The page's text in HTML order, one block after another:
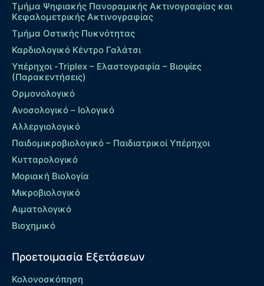
Τμήμα Ψηφιακής Πανοραμικής Ακτινογραφίας και
Κεφαλομετρικής Ακτινογραφίας
Τμήμα Οστικής Πυκνότητας
Καρδιολογικό Κέντρο Γαλάτσι
Υπέρηχοι -Triplex – Eλαστογραφία – Βιοψίες
(Παρακεντήσεις)
Ορμονολογικό
Ανοσολογικό – Ιολογικό
Αλλεργιολογικό
Παιδομικροβιολογικό – Παιδιατρικοί Υπέρηχοι
Κυτταρολογικό
Μοριακή Βιολογία
Μικροβιολογικό
Αιματολογικό
Βιοχημικό
Προετοιμασία Εξετάσεων
Κολονοσκόπηση